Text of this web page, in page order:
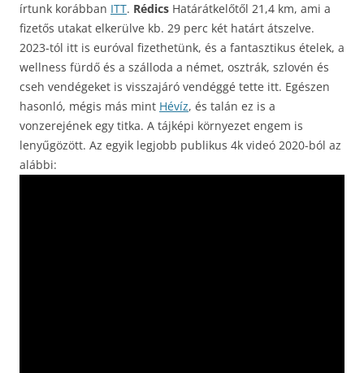
írtunk korábban ITT. Rédics Határátkelőtől 21,4 km, ami a
fizetős utakat elkerülve kb. 29 perc két határt átszelve.
2023-tól itt is euróval fizethetünk, és a fantasztikus ételek, a
wellness fürdő és a szálloda a német, osztrák, szlovén és
cseh vendégeket is visszajáró vendéggé tette itt. Egészen
hasonló, mégis más mint Hévíz, és talán ez is a
vonzerejének egy titka. A tájképi környezet engem is
lenyűgözött. Az egyik legjobb publikus 4k videó 2020-ból az
alábbi: